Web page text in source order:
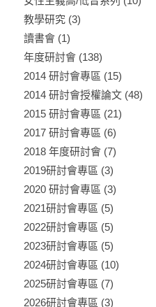
教學研究(3)
讀書會(1)
年度研討會(138)
2014 研討會專區 (15)
2014 研討會授權論文(48)
2015 研討會專區 (21)
2017 研討會專區 (6)
2018 年度研討會(7)
2019研討會專區 (3)
2020 研討會專區 (3)
2021研討會專區 (5)
2022研討會專區 (5)
2023研討會專區 (5)
2024研討會專區 (10)
2025研討會專區 (7)
2026研討會專區 (3)